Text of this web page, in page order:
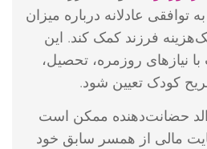
عادلانه درباره میزان
فرزند کمک کند. این
نیازهای روزمره، تحصیل،
کودک تعیین شود.
حضانت‌دهنده ممکن است
مالی از همسر سابق خود